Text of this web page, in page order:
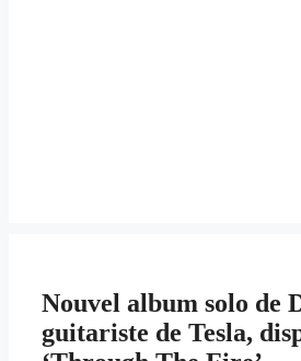
Nouvel album solo de
guitariste de Tesla,